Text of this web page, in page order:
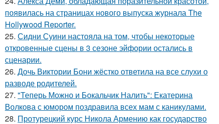
появилась на страницах нового выпуска журнала The
Hollywood Reporter.
25. Сидни Суини настояла на том, чтобы некоторые
откровенные сцены в 3 сезоне эйфории остались в
сценарии.
26. Дочь Виктории Бони жёстко ответила на все слухи о
разводе родителей.
27. "Теперь Можно и Бокальчик Налить": Екатерина
Волкова с юмором поздравила всех мам с каникулами.
28. Протурецкий курс Никола Армению как государство